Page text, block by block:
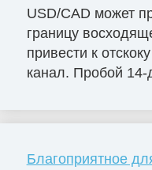
USD/CAD может
границу
привести к
канал. Пробой 14-
Благоприятное